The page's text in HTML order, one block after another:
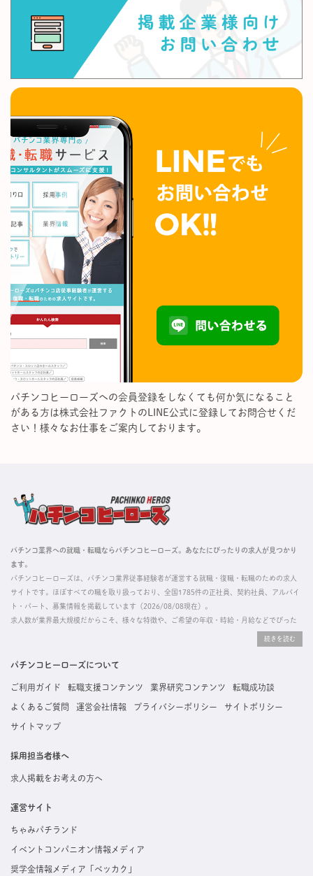
パチンコヒーローズへの会員登録をしなくても何か気になること
がある方は株式会社ファクトのLINE公式に登録してお問合せくだ
さい！様々なお仕事をご案内しております。
パチンコ業界への就職・転職ならパチンコヒーローズ。あなたにぴったりの求人が見つかり
ます。
パチンコヒーローズは、パチンコ業界従事経験者が運営する就職・復職・転職のための求人
サイトです。ほぼすべての職を取り扱っており、全国1785件の正社員、契約社員、アルバイ
ト・パート、募集情報を掲載しています（2026/08/08現在）。
求人数が業界最大規模だからこそ、様々な特徴や、ご希望の年収・時給・月給などでぴった
掲載している求人は、すべて契約法人様から寄せられた正規の求人情報です。応募いただい
た内容はすぐに直接事業所に届くためスムーズに転職・復職できます。
パチンコヒーローズについて
ご利用ガイド 転職支援コンテンツ 業界研究コンテンツ 転職成功談
よくあるご質問 運営会社情報 プライバシーポリシー サイトポリシー
サイトマップ
採用担当者様へ
求人掲載をお考えの方へ
運営サイト
ちゃみパチランド
イベントコンパニオン情報メディア
奨学金情報メディア「ベッカク」